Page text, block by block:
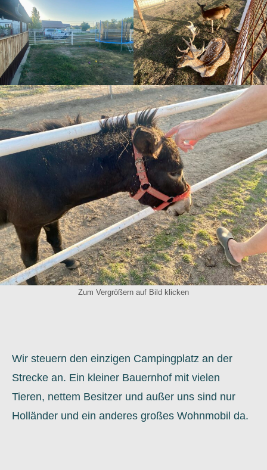
Zum Vergrößern auf Bild klicken
Wir steuern den einzigen Campingplatz an der
Strecke an. Ein kleiner Bauernhof mit vielen
Tieren, nettem Besitzer und außer uns sind nur
Holländer und ein anderes großes Wohnmobil da.